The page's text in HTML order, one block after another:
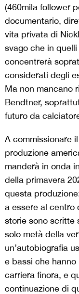
(460mila follower
documentario,
vita privata di
svago che in
concentrerà
considerati degli
Ma non mancano
Bendtner,
futuro da
A commissionare
produzione
manderà in onda
della primavera
questa
a essere al centro
storie sono scritte
solo metà della
un’autobiografia
e bassi che
carriera finora, e
continuazione di